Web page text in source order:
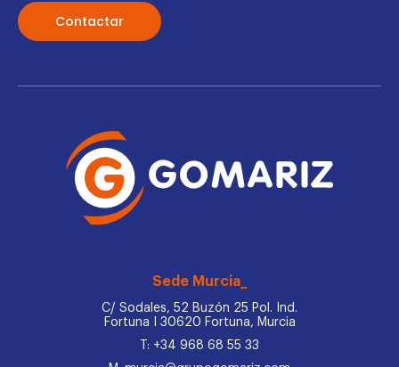
Contactar
Sede Murcia_
C/ Sodales, 52 Buzón 25 Pol. Ind.
Fortuna I 30620 Fortuna, Murcia
T: +34 968 68 55 33